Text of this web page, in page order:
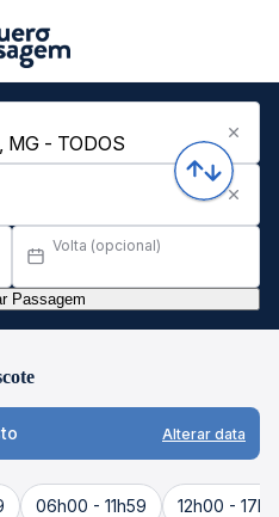
Volta (opcional)
Passagem
Alterar data
06h00 - 11h59 12h00 -